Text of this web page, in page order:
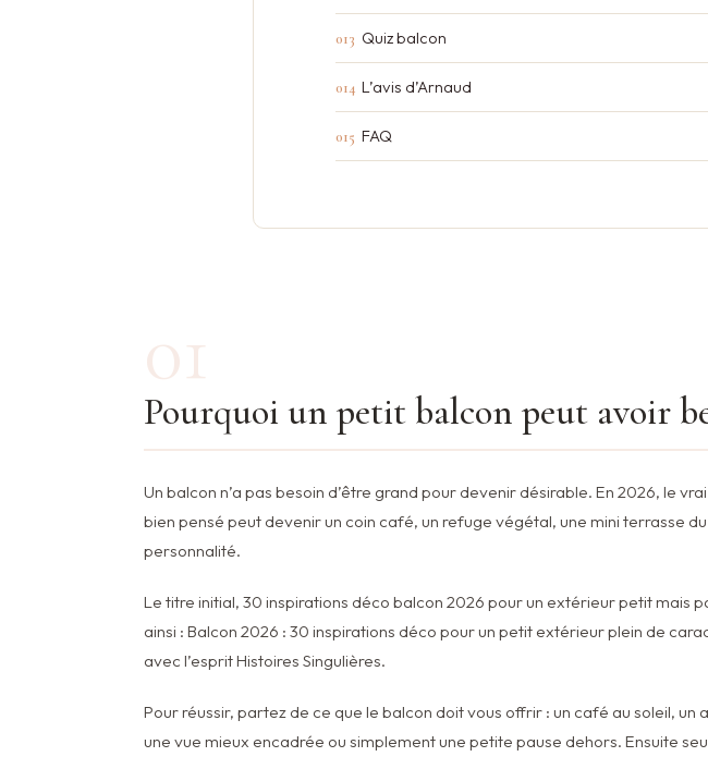
Quiz balcon
L’avis d’Arnaud
FAQ
01
Pourquoi un petit balcon peut avoir
Un balcon n’a pas besoin d’être grand pour devenir désirable. En 2026, le
bien pensé peut devenir un coin café, un refuge végétal, une mini terrasse
personnalité.
Le titre initial, 30 inspirations déco balcon 2026 pour un extérieur petit mais
ainsi : Balcon 2026 : 30 inspirations déco pour un petit extérieur plein de
avec l’esprit Histoires Singulières.
Pour réussir, partez de ce que le balcon doit vous offrir : un café au soleil,
une vue mieux encadrée ou simplement une petite pause dehors. Ensuite